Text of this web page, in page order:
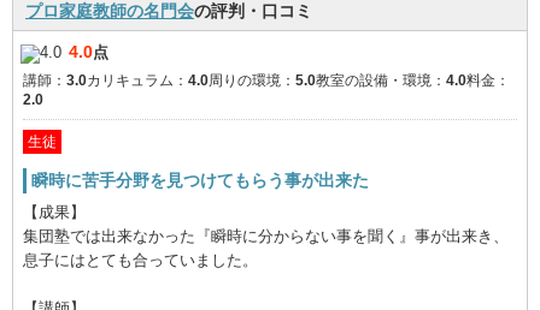
プロ家庭教師の名門会の評判・口コミ
4.0点
講師： 3.0カリキュラム： 4.0周りの環境： 5.0教室の設備・環境： 4.0料金：
2.0
生徒
瞬時に苦手分野を見つけてもらう事が出来た
【成果】
集団塾では出来なかった『瞬時に分からない事を聞く』事が出来き、
息子にはとても合っていました。